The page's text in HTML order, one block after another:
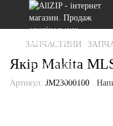
ЗАПЧАСТИНИ
Якір Makita
Артикул: JM23000100